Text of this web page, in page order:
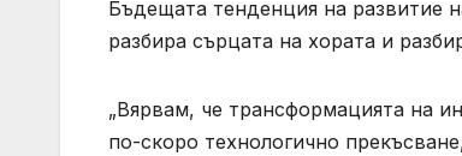
Бъдещата тенденция на развитие
разбира сърцата на хората и
„Вярвам, че трансформацията на
по-скоро технологично